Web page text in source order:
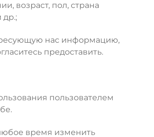
возраст, пол, страна
др.;
нас информацию,
предоставить.
пользователем
время изменить